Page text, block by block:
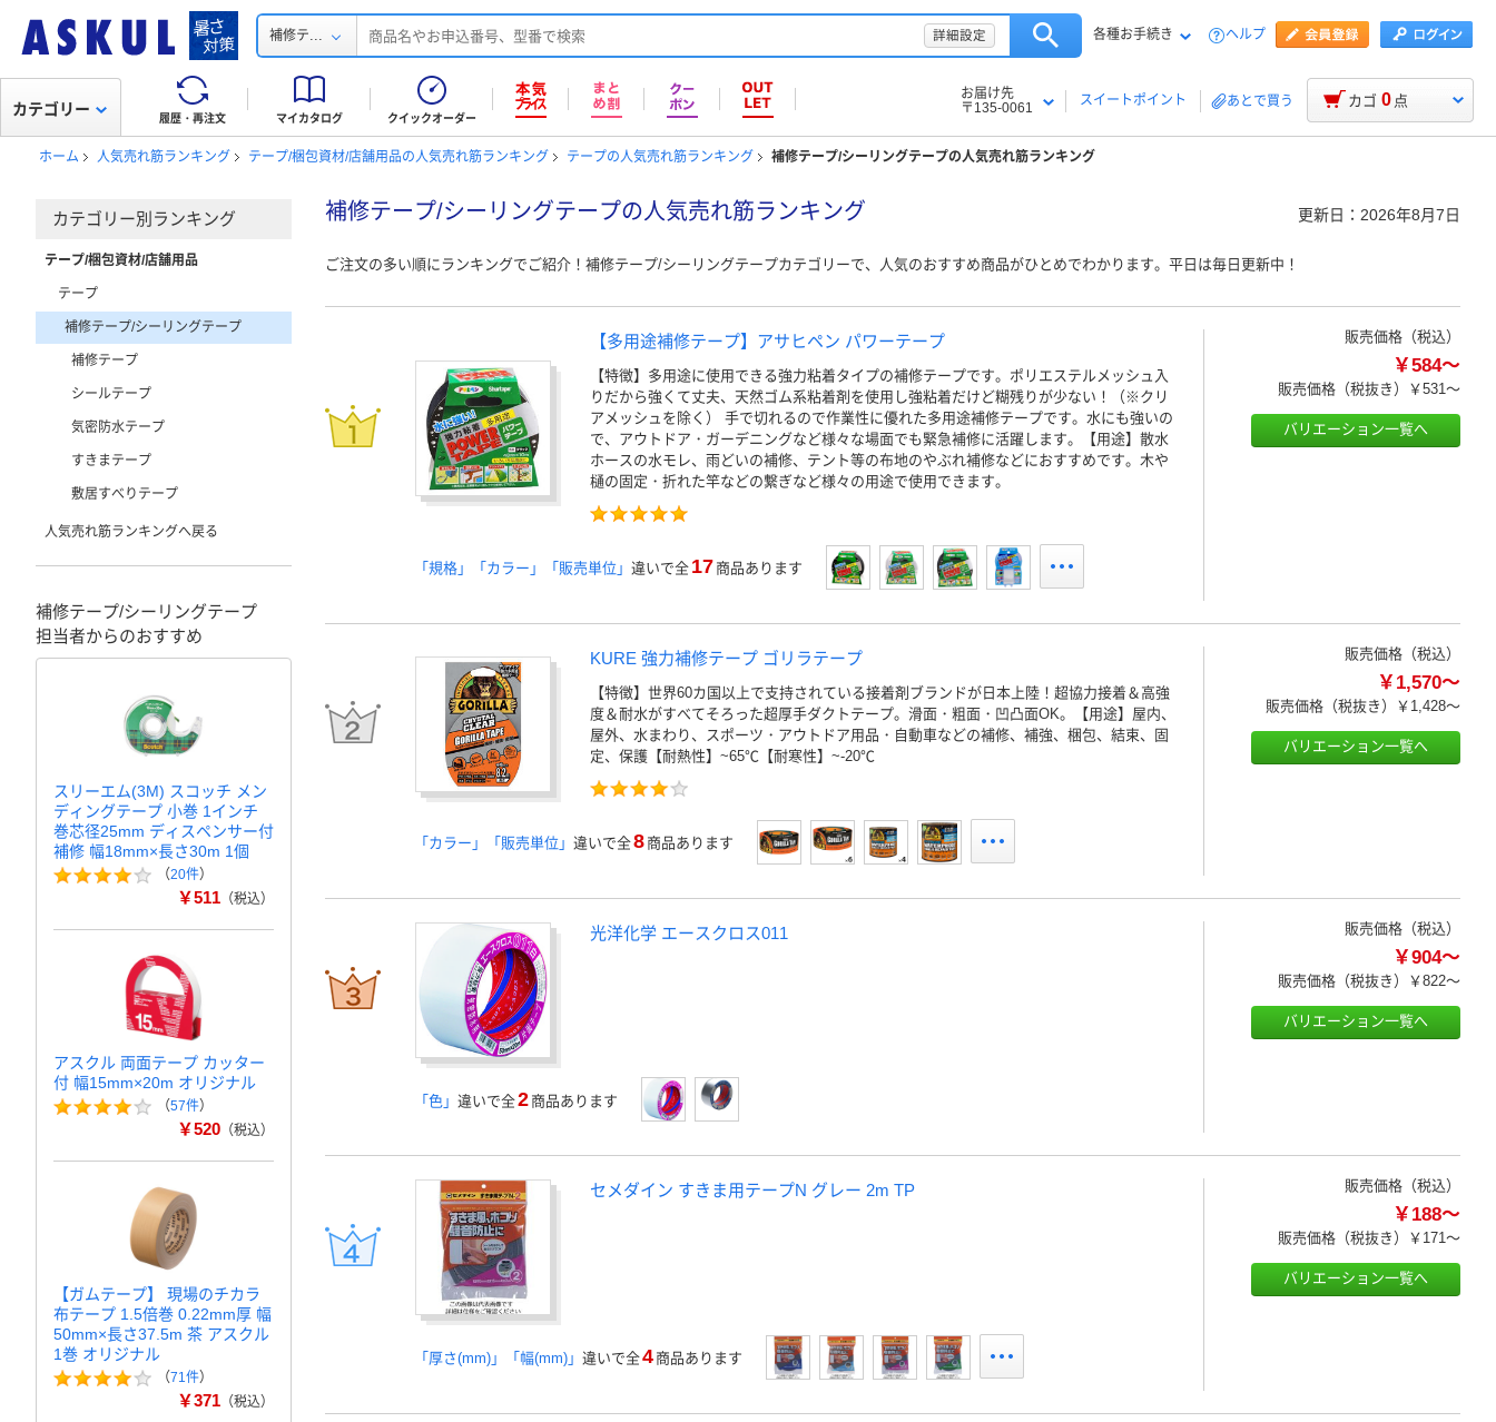
補修テ... 詳細設定 各種お手続き ヘルプ
履歴・再注文 マイカタログ クイックオーダー
お届け先
〒135-0061
スイートポイント あとで買う
カテゴリー カゴ 0 点
ホーム 人気売れ筋ランキング テープ/梱包資材/店舗用品の人気売れ筋ランキング テープの人気売れ筋ランキング 補修テープ/シーリングテープの人気売れ筋ランキング
補修テープ/シーリングテープの人気売れ筋ランキング 更新日： 2026年8月7日
ご注文の多い順にランキングでご紹介！補修テープ/シーリングテープカテゴリーで、人気のおすすめ商品がひとめでわかります。平日は毎日更新中！
【多用途補修テープ】アサヒペン パワーテープ
【特徴】多用途に使用できる強力粘着タイプの補修テープです。ポリエステルメッシュ入
りだから強くて丈夫、天然ゴム系粘着剤を使用し強粘着だけど糊残りが少ない！（※クリ
アメッシュを除く） 手で切れるので作業性に優れた多用途補修テープです。水にも強いの
で、アウトドア・ガーデニングなど様々な場面でも緊急補修に活躍します。【用途】散水
ホースの水モレ、雨どいの補修、テント等の布地のやぶれ補修などにおすすめです。木や
樋の固定・折れた竿などの繋ぎなど様々の用途で使用できます。
「規格」「カラー」「販売単位」 違いで全 17 商品あります
販売価格（税込）
￥584～
販売価格（税抜き） ￥531～
バリエーション一覧へ
KURE 強力補修テープ ゴリラテープ
【特徴】世界60カ国以上で支持されている接着剤ブランドが日本上陸！超協力接着＆高強
度＆耐水がすべてそろった超厚手ダクトテープ。滑面・粗面・凹凸面OK。【用途】屋内、
屋外、水まわり、スポーツ・アウトドア用品・自動車などの補修、補強、梱包、結束、固
定、保護【耐熱性】~65℃【耐寒性】~-20℃
「カラー」「販売単位」 違いで全8 商品あります
販売価格（税込）
￥1,570～
販売価格（税抜き） ￥1,428～
バリエーション一覧へ
光洋化学 エースクロス011
「色」 違いで全2 商品あります
販売価格（税込）
￥904～
販売価格（税抜き） ￥822～
バリエーション一覧へ
セメダイン すきま用テープN グレー 2m TP
「厚さ(mm)」「幅(mm)」 違いで全4 商品あります
販売価格（税込）
￥188～
販売価格（税抜き） ￥171～
バリエーション一覧へ
カテゴリー別ランキング
テープ/梱包資材/店舗用品
テープ
補修テープ/シーリングテープ
補修テープ
シールテープ
気密防水テープ
すきまテープ
敷居すべりテープ
人気売れ筋ランキングへ戻る
補修テープ/シーリングテープ
担当者からのおすすめ
スリーエム(3M) スコッチ メン
ディングテープ 小巻 1インチ
巻芯径25mm ディスペンサー付
補修 幅18mm×長さ30m 1個
（20件）
￥511 （税込）
アスクル 両面テープ カッター
付 幅15mm×20m オリジナル
（57件）
￥520 （税込）
【ガムテープ】 現場のチカラ
布テープ 1.5倍巻 0.22mm厚 幅
50mm×長さ37.5m 茶 アスクル
1巻 オリジナル
（71件）
￥371 （税込）